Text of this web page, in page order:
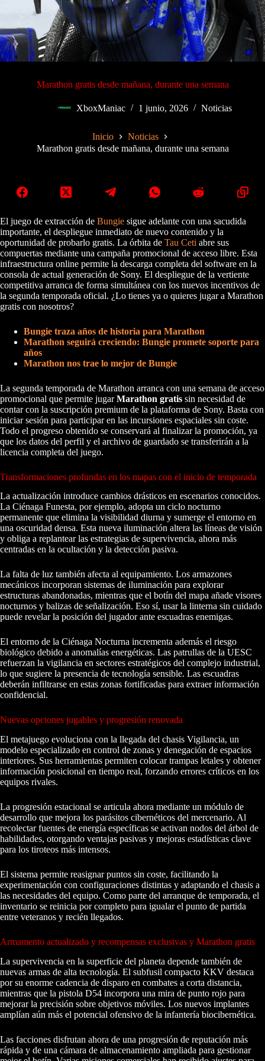
Marathon gratis desde mañana, durante una semana
XboxManiac 1 junio, 2026 Noticias
Inicio
Noticias
Marathon gratis desde mañana, durante una semana
El juego de extracción de Bungie sigue adelante con una sacudida
importante, el despliegue inmediato de nuevo contenido y la
oportunidad de probarlo gratis. La órbita de Tau Ceti abre sus
compuertas mediante una campaña promocional de acceso libre. Esta
infraestructura online permite la descarga completa del software en la
consola de actual generación de Sony. El despliegue de la vertiente
competitiva arranca de forma simultánea con los nuevos incentivos de
la segunda temporada oficial. ¿Lo tienes ya o quieres jugar a Marathon
gratis con nosotros?
Bungie traza años de historia para Marathon
Marathon seguirá creciendo: Bungie promete soporte para
años
Marathon nos trae lo mejor de Bungie
La segunda temporada de Marathon arranca con una semana de acceso
promocional que permite jugarMarathon gratis sin necesidad de
contar con la suscripción premium de la plataforma de Sony. Basta con
iniciar sesión para participar en las incursiones espaciales sin coste.
Todo el progreso obtenido se conservará al finalizar la promoción, ya
que los datos del perfil y el archivo de guardado se transferirán a la
licencia completa del juego.
Transformaciones profundas en los mapas con el inicio de temporada
La actualización introduce cambios drásticos en escenarios conocidos.
La Ciénaga Funesta, por ejemplo, adopta un ciclo nocturno
permanente que elimina la visibilidad diurna y sumerge el entorno en
una oscuridad densa. Esta nueva iluminación altera las líneas de visión
y obliga a replantear las estrategias de supervivencia, ahora más
centradas en la ocultación y la detección pasiva.
La falta de luz también afecta al equipamiento. Los armazones
mecánicos incorporan sistemas de iluminación para explorar
estructuras abandonadas, mientras que el botín del mapa añade visores
nocturnos y balizas de señalización. Eso sí, usar la linterna sin cuidado
puede revelar la posición del jugador ante escuadras enemigas.
El entorno de la Ciénaga Nocturna incrementa además el riesgo
biológico debido a anomalías energéticas. Las patrullas de la UESC
refuerzan la vigilancia en sectores estratégicos del complejo industrial,
lo que sugiere la presencia de tecnología sensible. Las escuadras
deberán infiltrarse en estas zonas fortificadas para extraer información
confidencial.
Nuevas opciones jugables y progresión renovada
El metajuego evoluciona con la llegada del chasis Vigilancia, un
modelo especializado en control de zonas y denegación de espacios
interiores. Sus herramientas permiten colocar trampas letales y obtener
información posicional en tiempo real, forzando errores críticos en los
equipos rivales.
La progresión estacional se articula ahora mediante un módulo de
desarrollo que mejora los parásitos cibernéticos del mercenario. Al
recolectar fuentes de energía específicas se activan nodos del árbol de
habilidades, otorgando ventajas pasivas y mejoras estadísticas clave
para los tiroteos más intensos.
El sistema permite reasignar puntos sin coste, facilitando la
experimentación con configuraciones distintas y adaptando el chasis a
las necesidades del equipo. Como parte del arranque de temporada, el
inventario se reinicia por completo para igualar el punto de partida
entre veteranos y recién llegados.
Armamento actualizado y recompensas exclusivas y Marathon gratis
La supervivencia en la superficie del planeta depende también de
nuevas armas de alta tecnología. El subfusil compacto KKV destaca
por su enorme cadencia de disparo en combates a corta distancia,
mientras que la pistola D54 incorpora una mira de punto rojo para
mejorar la precisión sobre objetivos móviles. Los nuevos implantes
amplían aún más el potencial ofensivo de la infantería biocibernética.
Las facciones disfrutan ahora de una progresión de reputación más
rápida y de una cámara de almacenamiento ampliada para gestionar